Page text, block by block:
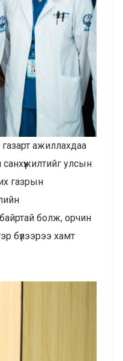
ажиллахдаа
улсын
газрын
болж, орчин
бүлээрээ хамт